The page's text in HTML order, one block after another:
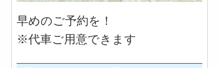
早めのご予約を！
※代車ご用意できます